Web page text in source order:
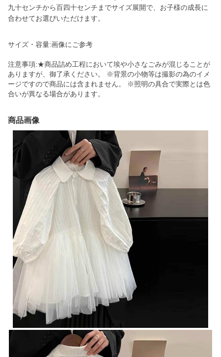
九十センチから百四十センチまでサイズ展開で、お子様の成長に
合わせてお選びいただけます。
サイズ・容量:画像にご参考
注意事項:★商品詰め工程において埃や小さなごみが混じることが
ありますが、御了承ください。 ※背景の小物等は撮影の為のイメ
ージですので商品には含まれません。 ※照明の具合で実際とは色
合いが異なる場合があります。
商品画像